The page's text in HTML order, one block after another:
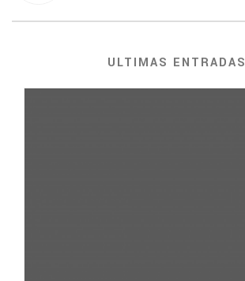
ULTIMAS ENTRADAS